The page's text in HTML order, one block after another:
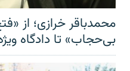
محمدباقر خرازی؛ از
بی‌حجاب» تا دادگاه